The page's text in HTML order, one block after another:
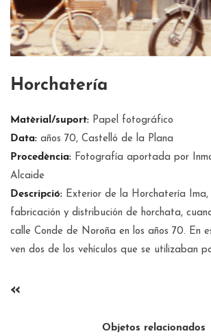
Horchatería
Matèrial/suport: Papel fotográfico
Data: años 70, Castelló de la Plana
Procedència: Fotografía aportada por
Alcaide
Descripció: Exterior de la Horchatería
fabricación y distribución de horchata,
calle Conde de Noroña en los años 70. En
ven dos de los vehículos que se utilizaban
«
Objetos relacionados